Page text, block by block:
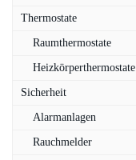
Thermostate
Raumthermostate
Heizkörperthermostate
Sicherheit
Alarmanlagen
Rauchmelder